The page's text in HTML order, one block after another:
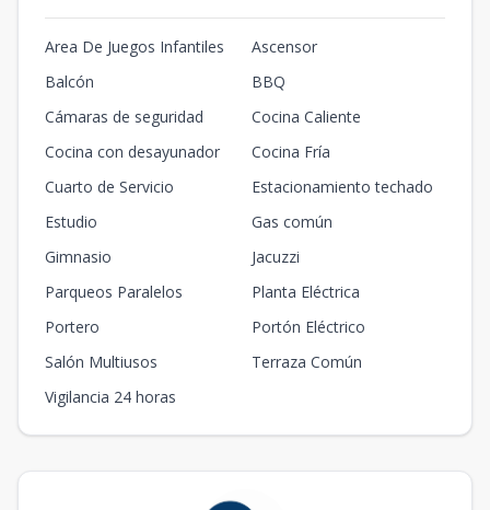
Area De Juegos Infantiles
Ascensor
Balcón
BBQ
Cámaras de seguridad
Cocina Caliente
Cocina con desayunador
Cocina Fría
Cuarto de Servicio
Estacionamiento techado
Estudio
Gas común
Gimnasio
Jacuzzi
Parqueos Paralelos
Planta Eléctrica
Portero
Portón Eléctrico
Salón Multiusos
Terraza Común
Vigilancia 24 horas